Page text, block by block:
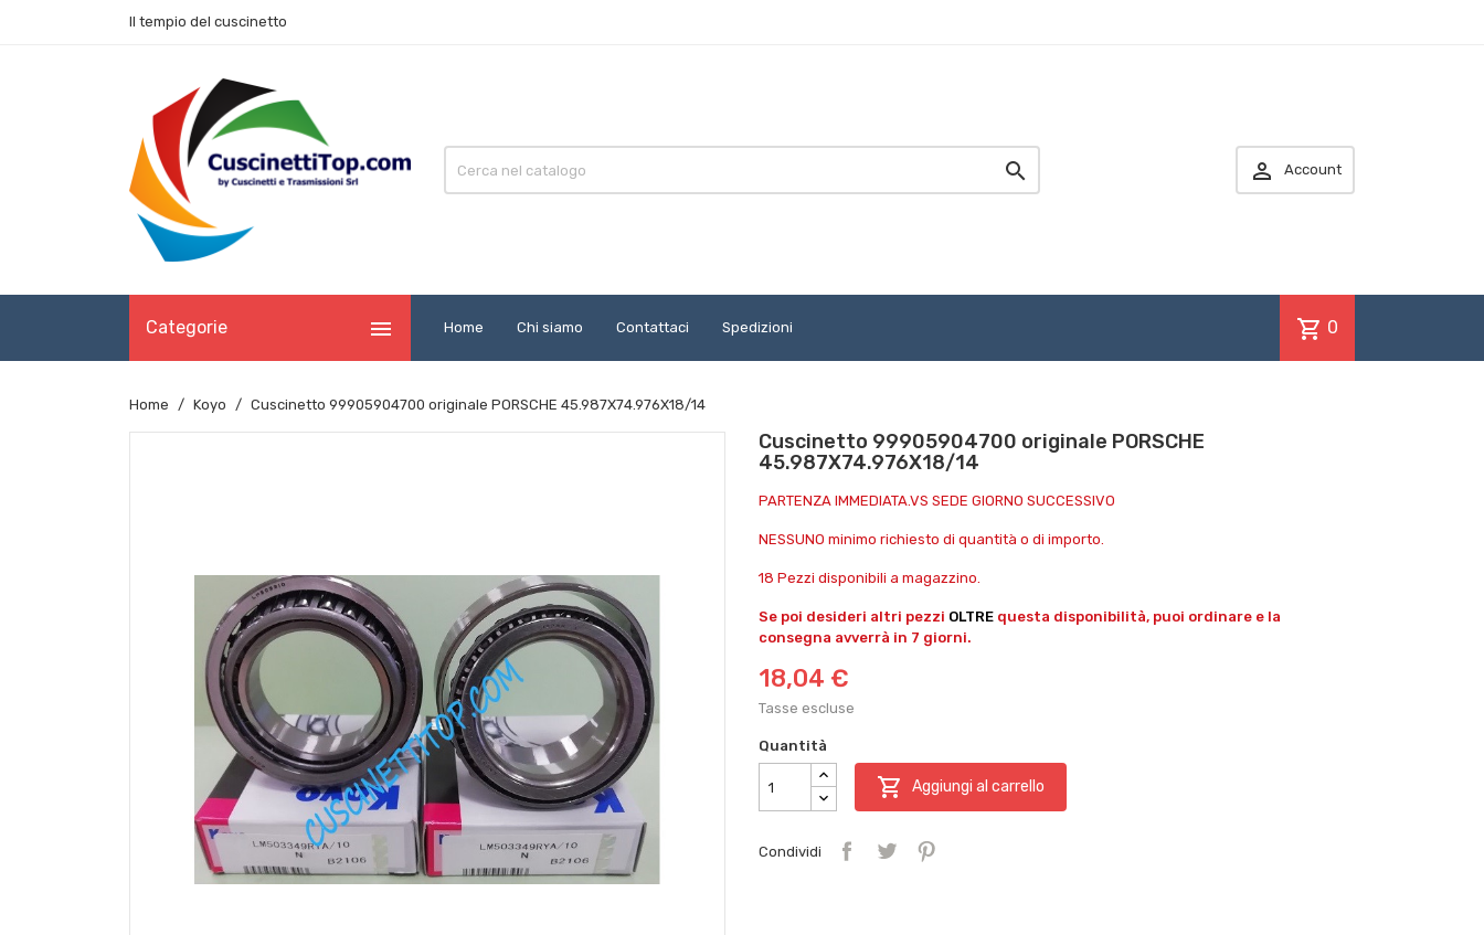
Il tempio del cuscinetto
  Account
Categorie  Home Chi siamo Contattaci Spedizioni shopping_cart 0
Home Koyo Cuscinetto 99905904700 originale PORSCHE 45.987X74.976X18/14
Cuscinetto 99905904700 originale PORSCHE
45.987X74.976X18/14
PARTENZA IMMEDIATA.VS SEDE GIORNO SUCCESSIVO
NESSUNO minimo richiesto di quantità o di importo.
18 Pezzi disponibili a magazzino.
Se poi desideri altri pezzi OLTRE questa disponibilità, puoi ordinare e la
consegna avverrà in 7 giorni.
18,04 €
Tasse escluse
Quantità
 Aggiungi al carrello
Condividi